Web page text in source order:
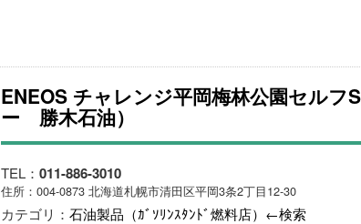
ENEOS チャレンジ平岡梅林公園セルフ
ー 勝木石油）
TEL： 011-886-3010
住所：004-0873 北海道札幌市清田区平岡3条2丁目12-30
カテゴリ： 石油製品（ｶﾞｿﾘﾝｽﾀﾝﾄﾞ燃料店）←検索